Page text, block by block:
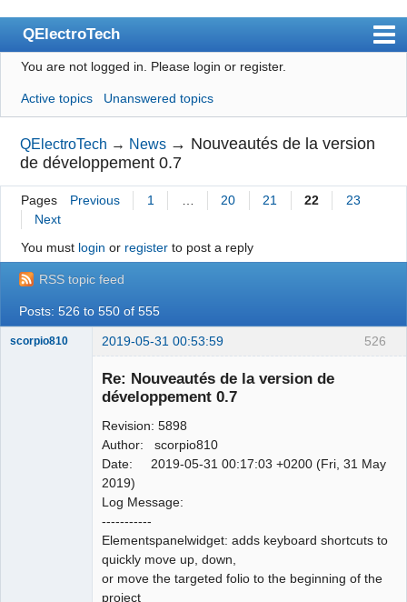
QElectroTech
Index
User list
Search
Register
Login
Wiki
BugTracker
Videos
Manual 0.8_cs
Google_Search
You are not logged in. Please login or register.
Active topics Unanswered topics
QElectroTech → News → Nouveautés de la version
de développement 0.7
Pages Previous 1 20 21 22
23
Next
You must login or registerto post a reply
RSS topic feed
Posts: 526 to 550 of 555
526
scorpio810 2019-05-31 00:53:59
Re: Nouveautés de la version de
développement 0.7
Revision: 5898
Author: scorpio810
Date: 2019-05-31 00:17:03 +0200 (Fri, 31 May
2019)
Log Message:
-----------
Elementspanelwidget: adds keyboard shortcuts to
quickly move up, down,
or move the targeted folio to the beginning of the
project